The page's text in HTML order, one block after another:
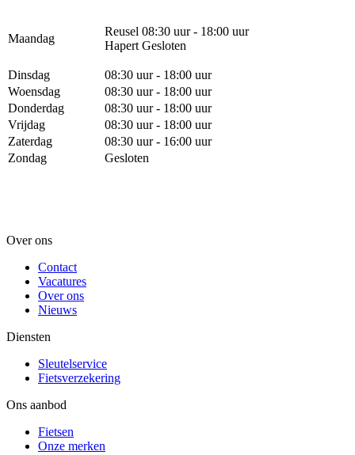
Maandag
Reusel 08:30 uur - 18:00 uur
Hapert Gesloten
Dinsdag
08:30 uur - 18:00 uur
Woensdag
08:30 uur - 18:00 uur
Donderdag
08:30 uur - 18:00 uur
Vrijdag
08:30 uur - 18:00 uur
Zaterdag
08:30 uur - 16:00 uur
Zondag
Gesloten
Over ons
Contact
Vacatures
Over ons
Nieuws
Diensten
Sleutelservice
Fietsverzekering
Ons aanbod
Fietsen
Onze merken